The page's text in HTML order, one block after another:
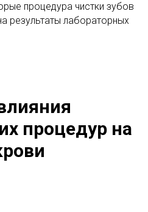
процедура чистки зубов
результаты лабораторных
процедур на